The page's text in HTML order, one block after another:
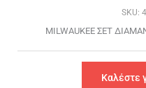
SKU:
MILWAUKEE ΣΕΤ
Καλέστε